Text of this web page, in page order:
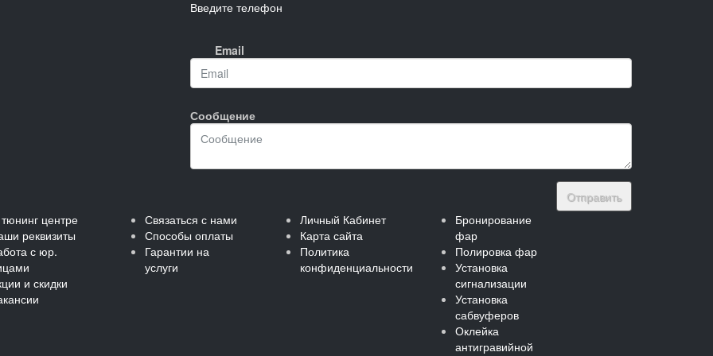
Введите телефон
Email
Сообщение
Отправить
центре
реквизиты
с юр.
и скидки
Связаться с нами
Способы оплаты
Гарантии на
услуги
Личный Кабинет
Карта сайта
Политика
конфиденциальности
Бронирование
фар
Полировка фар
Установка
сигнализации
Установка
сабвуферов
Оклейка
антигравийной